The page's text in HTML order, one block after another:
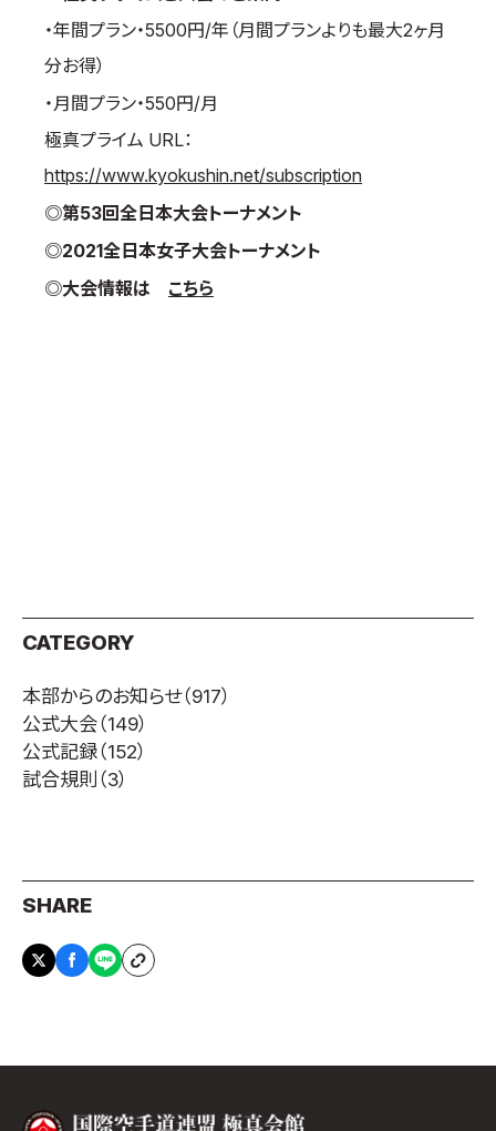
・年間プラン・5500円/年（月間プランよりも最大2ヶ月
分お得）
・月間プラン・550円/月
極真プライム URL：
https://www.kyokushin.net/subscription
◎第53回全日本大会トーナメント
◎2021全日本女子大会トーナメント
◎大会情報は こちら
CATEGORY
本部からのお知らせ（917）
公式大会（149）
公式記録（152）
試合規則 （3）
SHARE